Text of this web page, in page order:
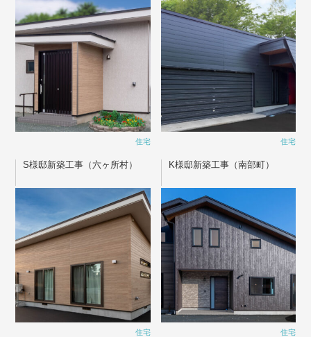
住宅 住宅
S様邸新築工事（六ヶ所村）
住宅
K様邸新築工事（南部町）
住宅